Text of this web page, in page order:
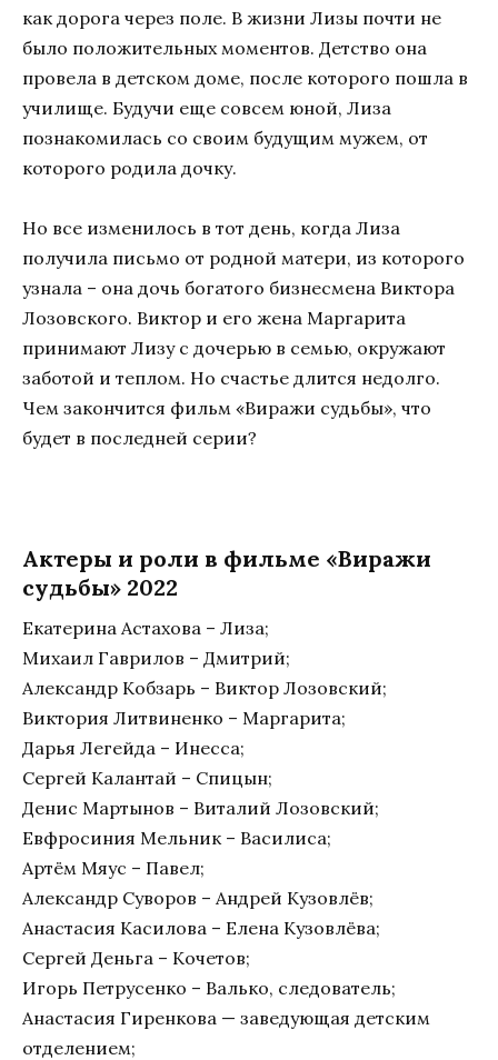
как дорога через поле. В жизни Лизы почти не
было положительных моментов. Детство она
провела в детском доме, после которого пошла в
училище. Будучи еще совсем юной, Лиза
познакомилась со своим будущим мужем, от
которого родила дочку.
Но все изменилось в тот день, когда Лиза
получила письмо от родной матери, из которого
узнала – она дочь богатого бизнесмена Виктора
Лозовского. Виктор и его жена Маргарита
принимают Лизу с дочерью в семью, окружают
заботой и теплом. Но счастье длится недолго.
Чем закончится фильм «Виражи судьбы», что
будет в последней серии?
Актеры и роли в фильме «Виражи
судьбы» 2022
Екатерина Астахова – Лиза;
Михаил Гаврилов – Дмитрий;
Александр Кобзарь – Виктор Лозовский;
Виктория Литвиненко – Маргарита;
Дарья Легейда – Инесса;
Сергей Калантай – Спицын;
Денис Мартынов – Виталий Лозовский;
Евфросиния Мельник – Василиса;
Артём Мяус – Павел;
Александр Суворов – Андрей Кузовлёв;
Анастасия Касилова – Елена Кузовлёва;
Сергей Деньга – Кочетов;
Игорь Петрусенко – Валько, следователь;
Анастасия Гиренкова — заведующая детским
отделением;